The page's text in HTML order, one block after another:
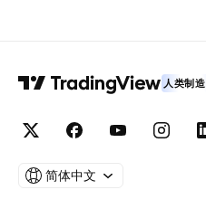
人类制造
简体中文